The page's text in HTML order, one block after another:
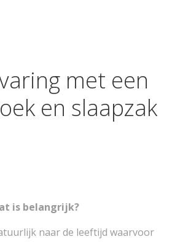
met een
en slaapzak
is belangrijk?
naar de leeftijd waarvoor